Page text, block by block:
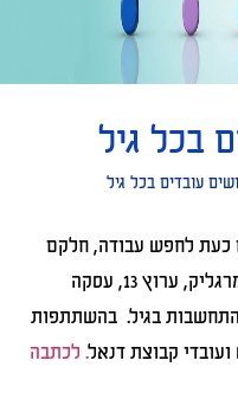
בכל גיל
עובדים בכל גיל
כעת לחפש עבודה, חלקם
מבוגרים. כתבה של אירה טולצ'ין אימרגליק, ערוץ 13, עסקה
בגיל. בהשתתפות
קבוצת דנאל. לכתבה